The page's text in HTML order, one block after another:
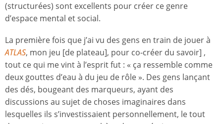
(structurées) sont excellents pour créer ce genre
d’espace mental et social.
La première fois que j’ai vu des gens en train de jouer à
ATLAS, mon jeu [de plateau], pour co-créer du savoir] ,
tout ce qui me vint à l’esprit fut : « ça ressemble comme
deux gouttes d’eau à du jeu de rôle ». Des gens lançant
des dés, bougeant des marqueurs, ayant des
discussions au sujet de choses imaginaires dans
lesquelles ils s’investissaient personnellement, le tout